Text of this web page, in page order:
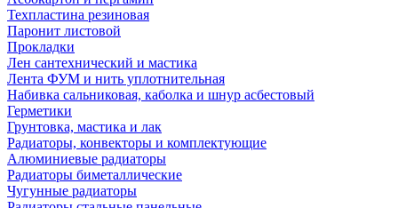
Техпластина резиновая
Паронит листовой
Прокладки
Лен сантехнический и мастика
Лента ФУМ и нить уплотнительная
Набивка сальниковая, каболка и шнур асбестовый
Герметики
Грунтовка, мастика и лак
Радиаторы, конвекторы и комплектующие
Алюминиевые радиаторы
Радиаторы биметаллические
Чугунные радиаторы